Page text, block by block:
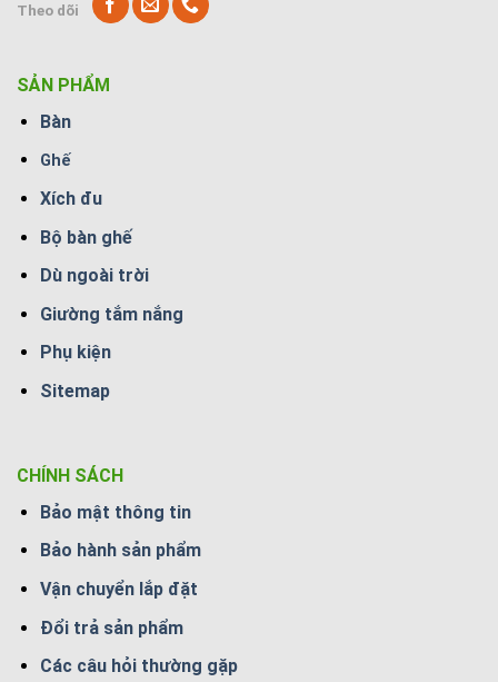
Theo dõi
SẢN PHẨM
Bàn
Ghế
Xích đu
Bộ bàn ghế
Dù ngoài trời
Giường tắm nắng
Phụ kiện
Sitemap
CHÍNH SÁCH
Bảo mật thông tin
Bảo hành sản phẩm
Vận chuyển lắp đặt
Đổi trả sản phẩm
Các câu hỏi thường gặp